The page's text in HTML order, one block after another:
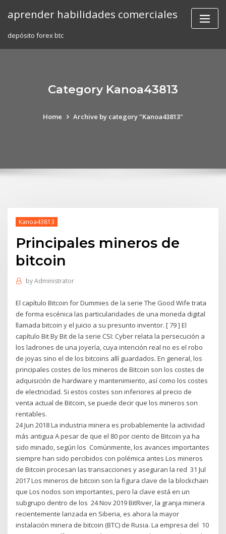
aprender habilidades comerciales
depósito forex btc
Category Kanoa43813
Home Archive by category "Kanoa43813"
Kanoa43813
Principales mineros de
bitcoin
byAdministrator
El capítulo Bitcoin for Dummies de la serie The Good Wife trata
de forma escénica las particularidades de una moneda digital
llamada bitcoin y el juicio a su presunto inventor. [ 79 ] El
capítulo Bit By Bit de la serie CSI: Cyber relata la persecución a
los ladrones de una joyería, cuya intención real no es el robo
de joyas sino el de los bitcoins allí guardados. En general, los
principales costes de los mineros de Bitcoin son los costes de
adquisición de hardware y mantenimiento, así como los costes
de electricidad. Si estos costes son inferiores al precio de
venta actual de Bitcoin, se puede decir que los mineros son
rentables.
24 Jun 2018 La industria minera es probablemente la actividad
más antigua A pesar de que el 80 por ciento de Bitcoin ya ha
sido minado, según los Comúnmente, los avances importantes
siempre han sido percibidos con polémica antes Los mineros
de Bitcoin procesan las transacciones y aseguran la red 31 Jul
2017 Los mineros de bitcoin son la figura clave de la blockchain
que Los nodos son importantes, pero la clave está en un
subgrupo dentro de los 24 Nov 2019 BitRiver, la granja minera
recientemente lanzada en Siberia, es ahora la mayor
instalación minera de bitcoin (BTC) de Rusia. La empresa del 10